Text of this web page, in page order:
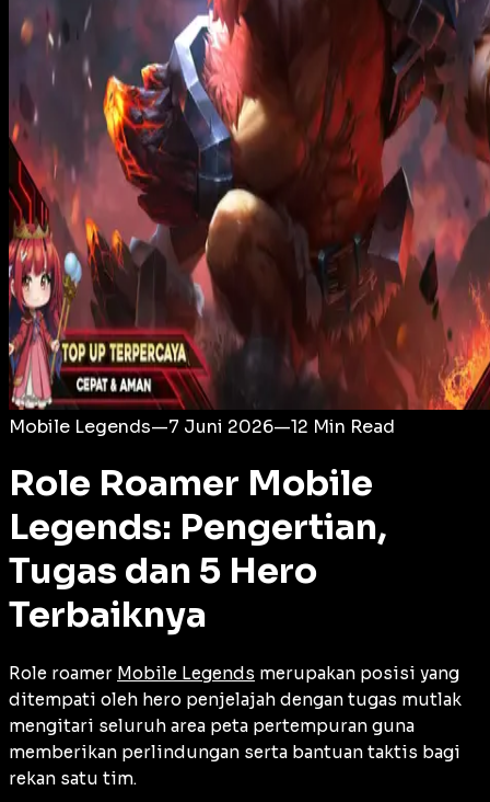
Login
Mobile Legends—7 Juni 2026—12 Min Read
Role Roamer Mobile
Legends: Pengertian,
Tugas dan 5 Hero
Terbaiknya
Role roamer Mobile Legends merupakan posisi yang
ditempati oleh hero penjelajah dengan tugas mutlak
mengitari seluruh area peta pertempuran guna
memberikan perlindungan serta bantuan taktis bagi
rekan satu tim.